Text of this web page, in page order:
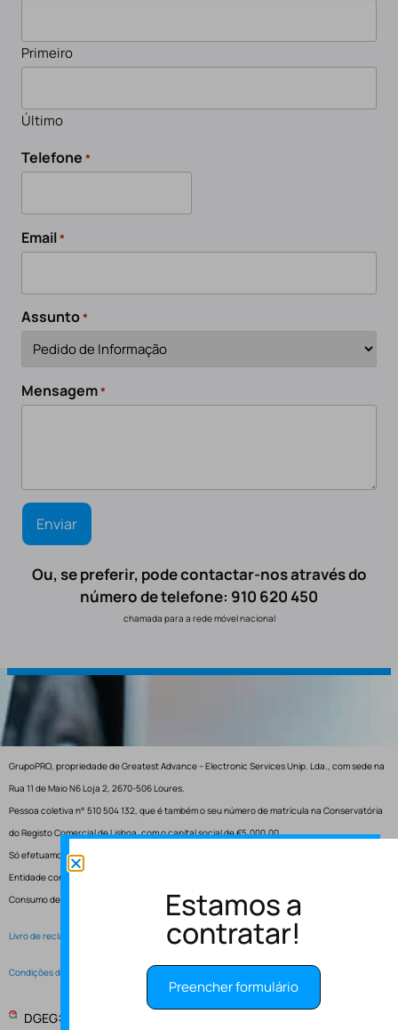
Primeiro
Último
Telefone *
Email*
Assunto*
Mensagem*
Ou, se preferir, pode contactar-nos através do
número de telefone: 910 620 450
chamada para a rede móvel nacional
GrupoPRO, propriedade de Greatest Advance – Electronic Services Unip. Lda., com sede na
Rua 11 de Maio N6 Loja 2, 2670-506 Loures.
Pessoa coletiva n° 510 504 132, que é também o seu número de matrícula na Conservatória
do Registo Comercial de Lisboa, com o capital social de €5.000,00.
Só efetuamos entregas em Portugal.
Entidade competente para resolução de conflitos – Centro de Arbitragem de Conflitos de
Consumo de Lisboa.
Livro de reclamações electrónico
Condições de Serviço
DGEG: Entidade Instaladora EI-2997
Estamos a
contratar!
Preencher formulário